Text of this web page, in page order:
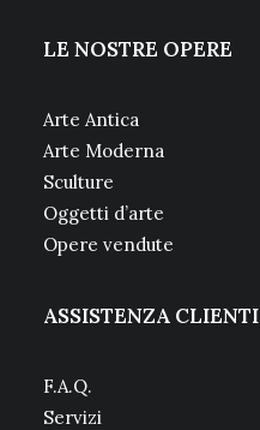
LE NOSTRE OPERE
Arte Antica
Arte Moderna
Sculture
Oggetti d’arte
Opere vendute
ASSISTENZA CLIENTI
F.A.Q.
Servizi